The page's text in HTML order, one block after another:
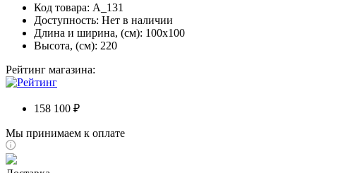
Код товара: A_131
Доступность: Нет в наличии
Длина и ширина, (см): 100x100
Высота, (см): 220
Рейтинг магазина:
158 100 ₽
Мы принимаем к оплате